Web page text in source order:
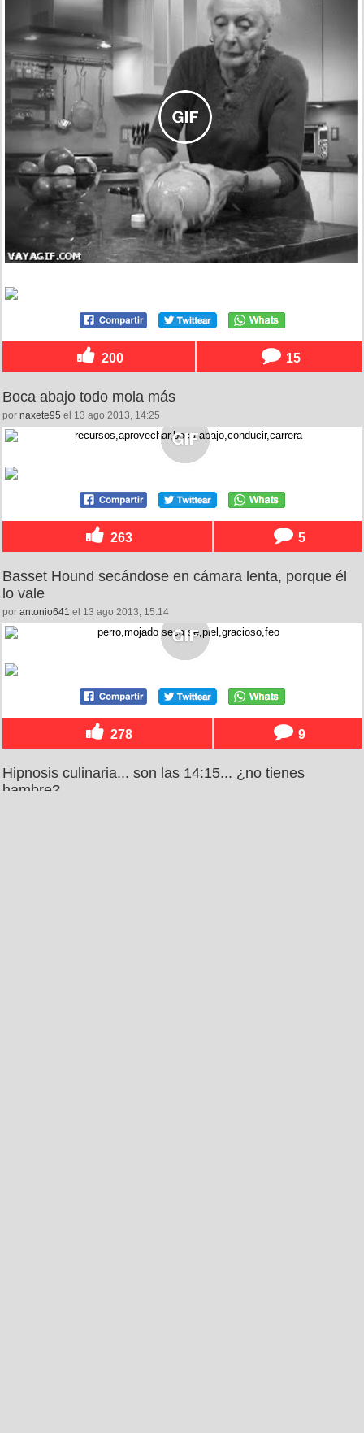
200 15
Boca abajo todo mola más
por naxete95 el 13 ago 2013, 14:25
263 5
Basset Hound secándose en cámara lenta, porque él
lo vale
por antonio641 el 13 ago 2013, 15:14
278 9
Hipnosis culinaria... son las 14:15... ¿no tienes
hambre?